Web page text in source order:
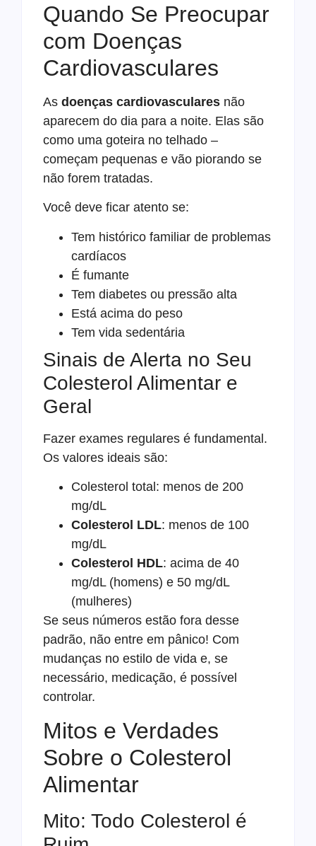
Quando Se Preocupar
com Doenças
Cardiovasculares
As doenças cardiovasculares não
aparecem do dia para a noite. Elas são
como uma goteira no telhado –
começam pequenas e vão piorando se
não forem tratadas.
Você deve ficar atento se:
Tem histórico familiar de problemas
cardíacos
É fumante
Tem diabetes ou pressão alta
Está acima do peso
Tem vida sedentária
Sinais de Alerta no Seu
Colesterol Alimentar e
Geral
Fazer exames regulares é fundamental.
Os valores ideais são:
Colesterol total: menos de 200
mg/dL
Colesterol LDL: menos de 100
mg/dL
Colesterol HDL: acima de 40
mg/dL (homens) e 50 mg/dL
(mulheres)
Se seus números estão fora desse
padrão, não entre em pânico! Com
mudanças no estilo de vida e, se
necessário, medicação, é possível
controlar.
Mitos e Verdades
Sobre o Colesterol
Alimentar
Mito: Todo Colesterol é